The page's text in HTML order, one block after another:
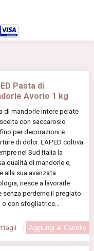
Pasta di
Avorio 1 kg
di mandorle intere pelate
con saccarosio
per decorazioni e
di dolci. LAPED coltiva
nel Sud Italia la
qualità di mandorle e,
alla sua avanzata
riesce a lavorarle
senza perderne il pregiato
o con sfogliatrice...
|